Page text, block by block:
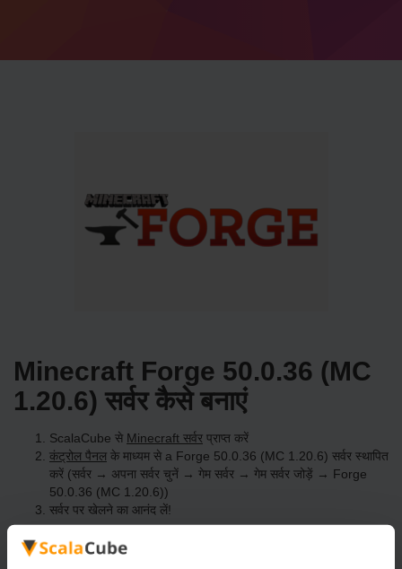
Minecraft Forge 50.0.36 (MC
1.20.6) सर्वर कैसे बनाएं
ScalaCube से Minecraft सर्वर प्राप्त करें
कंट्रोल पैनल के माध्यम से a Forge 50.0.36 (MC 1.20.6) सर्वर स्थापित
करें (सर्वर → अपना सर्वर चुनें → गेम सर्वर → गेम सर्वर जोड़ें → Forge
50.0.36 (MC 1.20.6))
सर्वर पर खेलने का आनंद लें!